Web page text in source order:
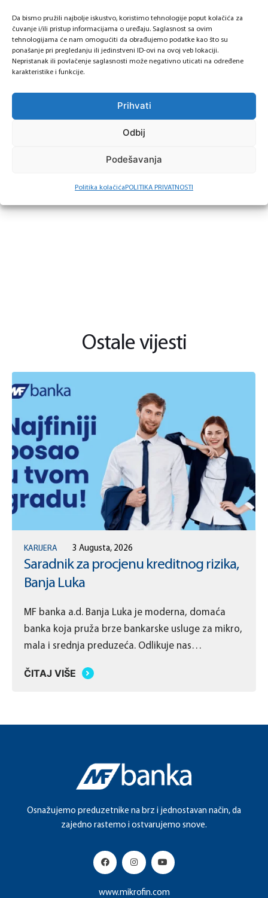
Da bismo pružili najbolje iskustvo, koristimo tehnologije poput kolačića za
čuvanje i/ili pristup informacijama o uređaju. Saglasnost sa ovim
tehnologijama će nam omogućiti da obrađujemo podatke kao što su
ponašanje pri pregledanju ili jedinstveni ID-ovi na ovoj veb lokaciji.
Nepristanak ili povlačenje saglasnosti može negativno uticati na određene
karakteristike i funkcije.
Prihvati
Odbij
Podešavanja
Politika kolačićaPOLITIKA PRIVATNOSTI
usavršavanja,
rad sa timom profesionalaca u kompanijskom
okruženju koje cijeni kolegijalnost i timski duh.
Način prijave:
Konkurs ostaje otvoren do dana 09.10.2025. godine i
Ostale vijesti
KARIJERA 3 Augusta, 2026
Saradnik za procjenu kreditnog rizika,
Banja Luka
MF banka a.d. Banja Luka je moderna, domaća
banka koja pruža brze bankarske usluge za mikro,
mala i srednja preduzeća. Odlikuje nas
donošenje brzih odluka po mjeri naših klijenata.
ČITAJ VIŠE
Osnažujemo preduzetnike na brz i jednostavan način, da
zajedno rastemo i ostvarujemo snove.
www.mikrofin.com